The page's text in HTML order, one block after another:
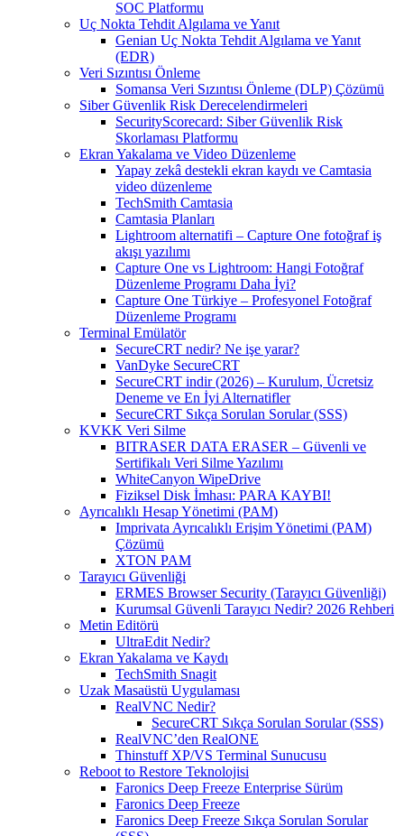
SOC Platformu
Uç Nokta Tehdit Algılama ve Yanıt
Genian Uç Nokta Tehdit Algılama ve Yanıt
(EDR)
Veri Sızıntısı Önleme
Somansa Veri Sızıntısı Önleme (DLP) Çözümü
Siber Güvenlik Risk Derecelendirmeleri
SecurityScorecard: Siber Güvenlik Risk
Skorlaması Platformu
Ekran Yakalama ve Video Düzenleme
Yapay zekâ destekli ekran kaydı ve Camtasia
video düzenleme
TechSmith Camtasia
Camtasia Planları
Lightroom alternatifi – Capture One fotoğraf iş
akışı yazılımı
Capture One vs Lightroom: Hangi Fotoğraf
Düzenleme Programı Daha İyi?
Capture One Türkiye – Profesyonel Fotoğraf
Düzenleme Programı
Terminal Emülatör
SecureCRT nedir? Ne işe yarar?
VanDyke SecureCRT
SecureCRT indir (2026) – Kurulum, Ücretsiz
Deneme ve En İyi Alternatifler
SecureCRT Sıkça Sorulan Sorular (SSS)
KVKK Veri Silme
BITRASER DATA ERASER – Güvenli ve
Sertifikalı Veri Silme Yazılımı
WhiteCanyon WipeDrive
Fiziksel Disk İmhası: PARA KAYBI!
Ayrıcalıklı Hesap Yönetimi (PAM)
Imprivata Ayrıcalıklı Erişim Yönetimi (PAM)
Çözümü
XTON PAM
Tarayıcı Güvenliği
ERMES Browser Security (Tarayıcı Güvenliği)
Kurumsal Güvenli Tarayıcı Nedir? 2026 Rehberi
Metin Editörü
UltraEdit Nedir?
Ekran Yakalama ve Kaydı
TechSmith Snagit
Uzak Masaüstü Uygulaması
RealVNC Nedir?
SecureCRT Sıkça Sorulan Sorular (SSS)
RealVNC’den RealONE
Thinstuff XP/VS Terminal Sunucusu
Reboot to Restore Teknolojisi
Faronics Deep Freeze Enterprise Sürüm
Faronics Deep Freeze
Faronics Deep Freeze Sıkça Sorulan Sorular